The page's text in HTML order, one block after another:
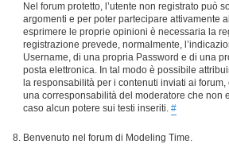
Nel forum protetto, l’utente non registrato può
argomenti e per poter partecipare attivamente
esprimere le proprie opinioni è necessaria la
registrazione prevede, normalmente,
Username, di una propria Password e di una
posta elettronica. In tal modo è possibile
la responsabilità per i contenuti inviati ai
una corresponsabilità del moderatore che non
caso alcun potere sui testi inseriti. #
Benvenuto nel forum di Modeling Time.